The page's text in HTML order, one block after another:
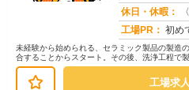
休日・休暇：
〈
工場PR： 初めての社会人、
未経験から始められる、セラミック製品の製造
合することからスタート。その後、洗浄工程で
組立作業を行い、最後に検査で品質を...
工場求